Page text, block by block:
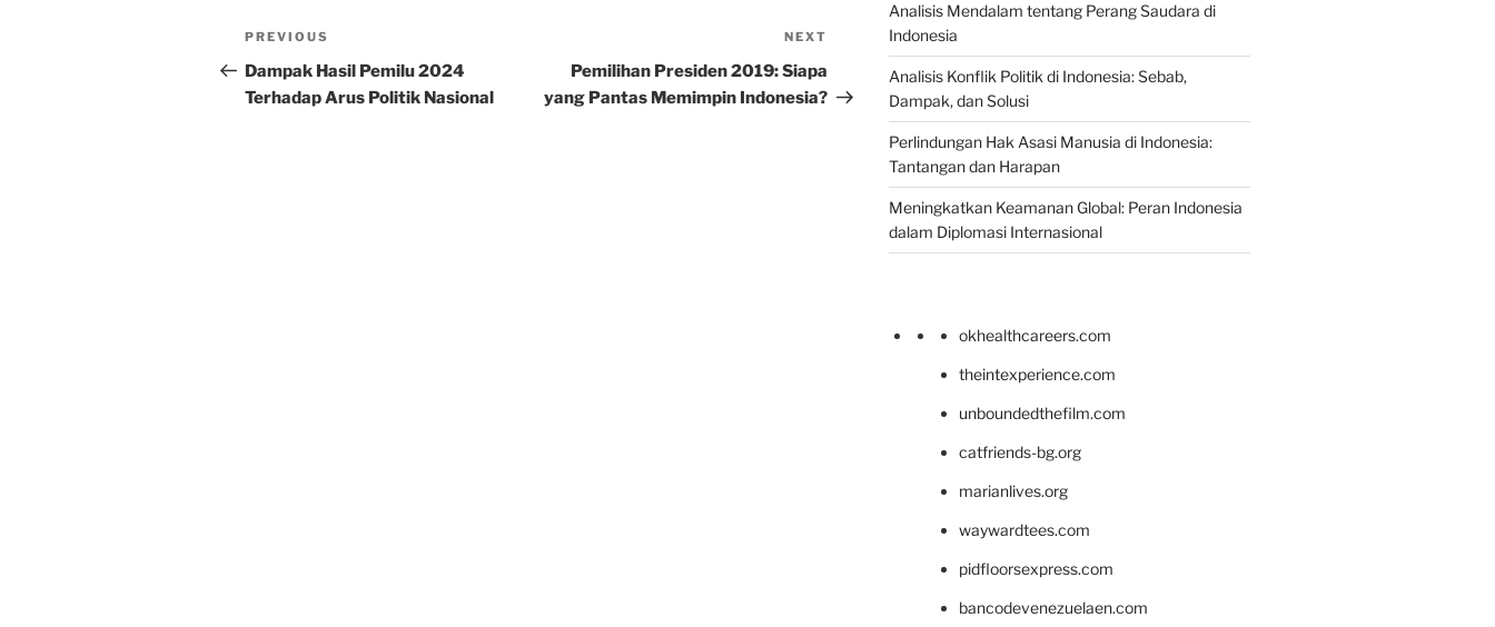
Post
navigation
Previous
Post
PREVIOUS
Dampak Hasil Pemilu 2024
Terhadap Arus Politik Nasional
NEXT
Pemilihan Presiden 2019: Siapa
yang Pantas Memimpin Indonesia?
Analisis Mendalam tentang Perang Saudara di
Indonesia
Analisis Konflik Politik di Indonesia: Sebab,
Dampak, dan Solusi
Perlindungan Hak Asasi Manusia di Indonesia:
Tantangan dan Harapan
Meningkatkan Keamanan Global: Peran Indonesia
dalam Diplomasi Internasional
okhealthcareers.com
theintexperience.com
unboundedthefilm.com
catfriends-bg.org
marianlives.org
waywardtees.com
pidfloorsexpress.com
bancodevenezuelaen.com